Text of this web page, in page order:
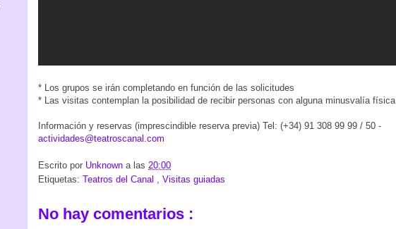
* Los grupos se irán completando en función de las solicitudes
* Las visitas contemplan la posibilidad de recibir personas con alguna minusvalía física
Información y reservas (imprescindible reserva previa) Tel: (+34) 91 308 99 99 / 50 -
actividades@teatroscanal.com
Escrito por Unknown a las 20:00
Etiquetas: Teatros del Canal , Visitas guiadas
No hay comentarios :